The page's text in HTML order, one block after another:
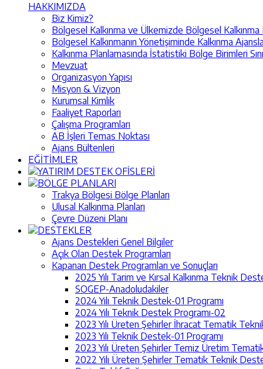
HAKKIMIZDA
Biz Kimiz?
Bölgesel Kalkınma ve Ülkemizde Bölgesel Kalkınma
Bölgesel Kalkınmanın Yönetişiminde Kalkınma
Kalkınma Planlamasında İstatistiki Bölge Birimleri
Mevzuat
Organizasyon Yapısı
Misyon & Vizyon
Kurumsal Kimlik
Faaliyet Raporları
Çalışma Programları
AB İşleri Temas Noktası
Ajans Bültenleri
EĞİTİMLER
YATIRIM DESTEK OFİSLERİ
BÖLGE PLANLARI
Trakya Bölgesi Bölge Planları
Ulusal Kalkınma Planları
Çevre Düzeni Planı
DESTEKLER
Ajans Destekleri Genel Bilgiler
Açık Olan Destek Programları
Kapanan Destek Programları ve Sonuçları
2025 Yılı Tarim ve Kırsal Kalkınma Teknik
SOGEP-Anadoludakiler
2024 Yılı Teknik Destek-01 Programı
2024 Yılı Teknik Destek Programı-02
2023 Yılı Üreten Şehirler İhracat Tematik
2023 Yılı Teknik Destek-01 Programı
2023 Yılı Üreten Şehirler Temiz Üretim
2022 Yılı Üreten Şehirler Tematik Teknik